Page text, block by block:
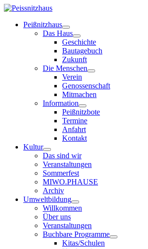
Peißnitzhaus
Das Haus
Geschichte
Bautagebuch
Zukunft
Die Menschen
Verein
Genossenschaft
Mitmachen
Information
Peißnitzbote
Termine
Anfahrt
Kontakt
Kultur
Das sind wir
Veranstaltungen
Sommerfest
MIWO.PHAUSE
Archiv
Umweltbildung
Willkommen
Über uns
Veranstaltungen
Buchbare Programme
Kitas/Schulen